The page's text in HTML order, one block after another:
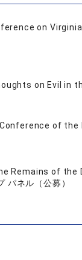
on
on Evil in
of
Remains of the
パネル（公募）